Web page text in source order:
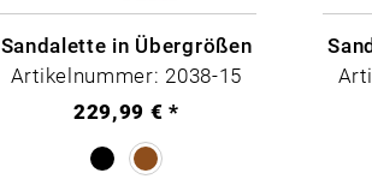
Sandalette in Übergrößen
Artikelnummer: 2038-15
229,99 € *